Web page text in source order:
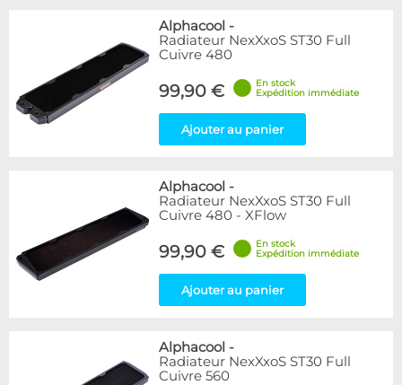
Alphacool -
Radiateur NexXxoS ST30 Full
Cuivre 480
99,90 €
En stock
Expédition immédiate
Ajouter au panier
Alphacool -
Radiateur NexXxoS ST30 Full
Cuivre 480 - XFlow
99,90 €
En stock
Expédition immédiate
Ajouter au panier
Alphacool -
Radiateur NexXxoS ST30 Full
Cuivre 560